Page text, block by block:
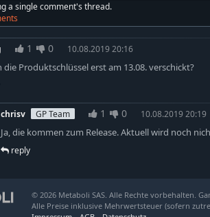
a single comment's thread.
1 0 10.08.2019 20:16
die Produktschlüssel erst am 13.08. verschickt?
chrisv GP Team 1 0 10.08.2019 20:19
Ja, die kommen zum Release. Aktuell wird noch
reply
© 2026 Metaboli SAS. Alle Rechte vorbehalten.
Alle Preise inklusive Mehrwertsteuer (sofern